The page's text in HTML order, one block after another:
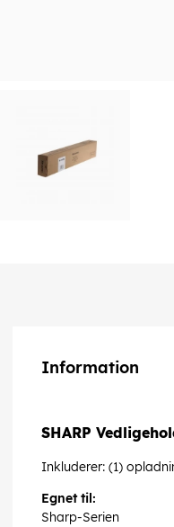
Information
SHARP
Inkluderer: (1)
Egnet til:
Sharp-Serien